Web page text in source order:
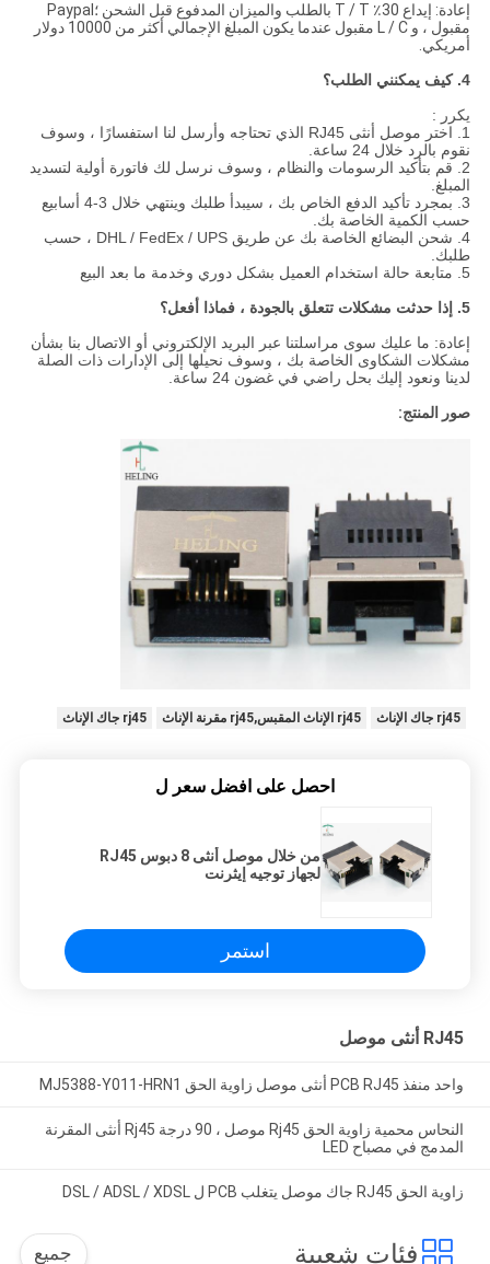
إعادة: إيداع 30٪ T / T بالطلب والميزان المدفوع قبل الشحن ؛Paypal
مقبول ، و L / C مقبول عندما يكون المبلغ الإجمالي أكثر من 10000 دولار
أمريكي.
4. كيف يمكنني الطلب؟
يكرر :
1. اختر موصل أنثى RJ45 الذي تحتاجه وأرسل لنا استفسارًا ، وسوف
نقوم بالرد خلال 24 ساعة.
2. قم بتأكيد الرسومات والنظام ، وسوف نرسل لك فاتورة أولية لتسديد
المبلغ.
3. بمجرد تأكيد الدفع الخاص بك ، سيبدأ طلبك وينتهي خلال 3-4 أسابيع
حسب الكمية الخاصة بك.
4. شحن البضائع الخاصة بك عن طريق DHL / FedEx / UPS ، حسب
طلبك.
5. متابعة حالة استخدام العميل بشكل دوري وخدمة ما بعد البيع
5. إذا حدثت مشكلات تتعلق بالجودة ، فماذا أفعل؟
إعادة: ما عليك سوى مراسلتنا عبر البريد الإلكتروني أو الاتصال بنا بشأن
مشكلات الشكاوى الخاصة بك ، وسوف نحيلها إلى الإدارات ذات الصلة
لدينا ونعود إليك بحل راضي في غضون 24 ساعة.
صور المنتج:
rj45 جاك الإناث rj45 الإناث المقبس,rj45 مقرنة الإناث rj45 جاك الإناث
احصل على افضل سعر ل
من خلال موصل أنثى 8 دبوس RJ45
لجهاز توجيه إيثرنت
استمر
RJ45 أنثى موصل
واحد منفذ PCB RJ45 أنثى موصل زاوية الحق MJ5388-Y011-HRN1
النحاس محمية زاوية الحق Rj45 موصل ، 90 درجة Rj45 أنثى المقرنة
المدمج في مصباح LED
زاوية الحق RJ45 جاك موصل يتغلب PCB ل DSL / ADSL / XDSL
فئات شعبية جميع